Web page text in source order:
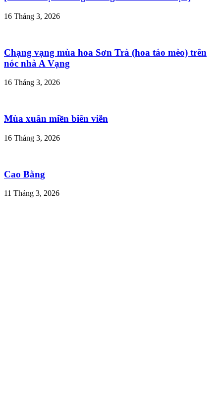
16 Tháng 3, 2026
Chạng vạng mùa hoa Sơn Trà (hoa táo mèo) trên
nóc nhà A Vạng
16 Tháng 3, 2026
Mùa xuân miền biên viễn
16 Tháng 3, 2026
Cao Bằng
11 Tháng 3, 2026